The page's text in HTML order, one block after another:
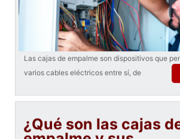
Las cajas de empalme son dispositivos que
varios cables eléctricos entre sí, de
¿Qué son las cajas